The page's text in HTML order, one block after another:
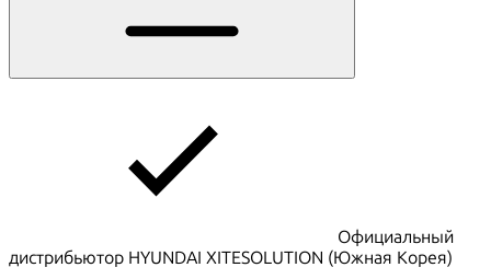
Официальный
дистрибьютор HYUNDAI XITESOLUTION (Южная Корея)